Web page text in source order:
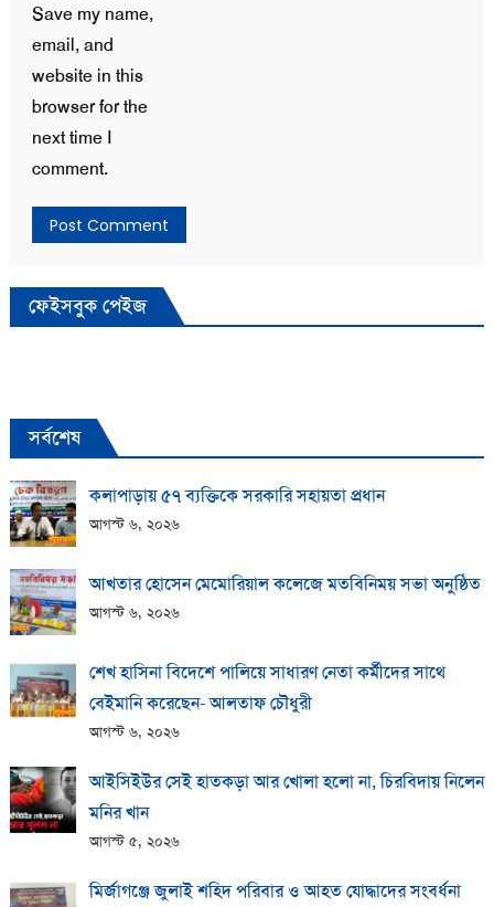
Save my name,
email, and
website in this
browser for the
next time I
comment.
ফেইসবুক পেইজ
সর্বশেষ
কলাপাড়ায় ​৫৭ ব্যক্তিকে সরকারি সহায়তা প্রধান
আগস্ট ৬, ২০২৬
আখতার হোসেন মেমোরিয়াল কলেজে মতবিনিময় সভা অনুষ্ঠিত
আগস্ট ৬, ২০২৬
শেখ হাসিনা বিদেশে পালিয়ে সাধারণ নেতা কর্মীদের সাথে
বেইমানি করেছেন- আলতাফ চৌধুরী
আগস্ট ৬, ২০২৬
আইসিইউর সেই হাতকড়া আর খোলা হলো না, চিরবিদায় নিলেন
মনির খান
আগস্ট ৫, ২০২৬
মির্জাগঞ্জে জুলাই শহিদ পরিবার ও আহত যোদ্ধাদের সংবর্ধনা